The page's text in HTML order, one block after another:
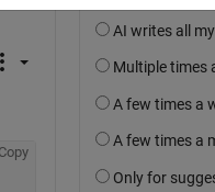
Copy